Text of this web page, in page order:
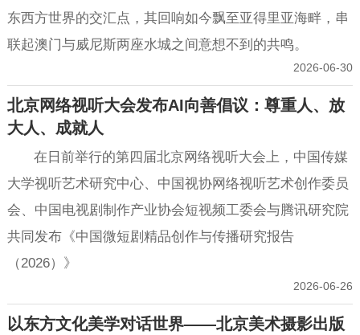
东西方世界的交汇点，其回响如今飘至亚得里亚海畔，串
联起澳门与威尼斯两座水城之间意想不到的共鸣。
2026-06-30
北京网络视听大会发布AI向善倡议：尊重人、放
大人、成就人
在日前举行的第四届北京网络视听大会上，中国传媒
大学视听艺术研究中心、中国视协网络视听艺术创作委员
会、中国电视剧制作产业协会短视频工委会与腾讯研究院
共同发布《中国微短剧精品创作与传播研究报告
（2026）》
2026-06-26
以东方文化美学对话世界——北京美术摄影出版